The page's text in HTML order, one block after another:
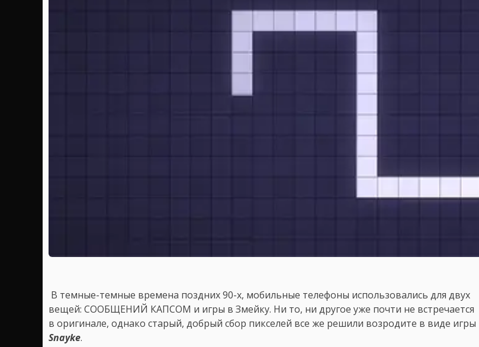
В темные-темные времена поздних 90-х, мобильные телефоны использовались для двух
вещей: СООБЩЕНИЙ КАПСОМ и игры в Змейку. Ни то, ни другое уже почти не встречается
в оригинале, однако старый, добрый сбор пикселей все же решили возродите в виде игры
Snayke.